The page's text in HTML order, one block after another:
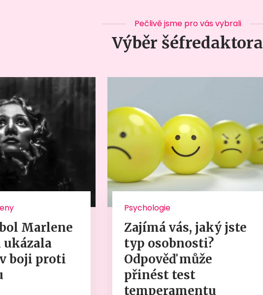
Pečlivě jsme pro vás vybrali
Výběr šéfredaktora
Marlene
boji proti
Psychologie
Zajímá vás, jaký jste
typ osobnosti?
Odpověď může
přinést test
temperamentu